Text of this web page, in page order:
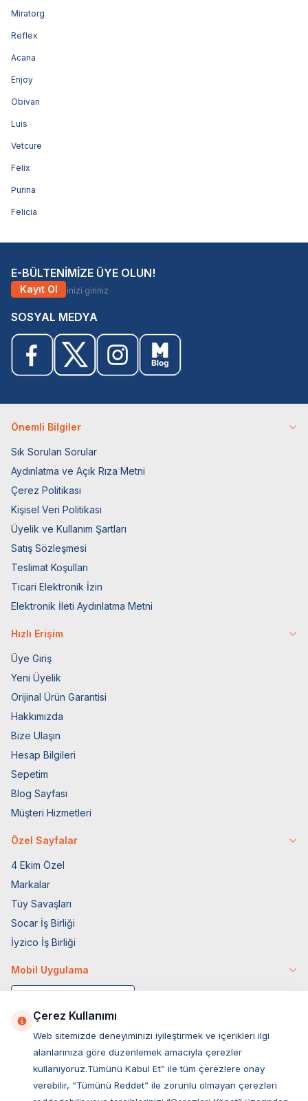
Miratorg
Reflex
Acana
Enjoy
Obivan
Luis
Vetcure
Felix
Purina
Felicia
E-BÜLTENİMİZE ÜYE OLUN!
Kayıt Ol
SOSYAL MEDYA
Önemli Bilgiler
Sık Sorulan Sorular
Aydınlatma ve Açık Rıza Metni
Çerez Politikası
Kişisel Veri Politikası
Üyelik ve Kullanım Şartları
Satış Sözleşmesi
Teslimat Koşulları
Ticari Elektronik İzin
Elektronik İleti Aydınlatma Metni
Hızlı Erişim
Üye Giriş
Yeni Üyelik
Orijinal Ürün Garantisi
Hakkımızda
Bize Ulaşın
Hesap Bilgileri
Sepetim
Blog Sayfası
Müşteri Hizmetleri
Özel Sayfalar
4 Ekim Özel
Markalar
Tüy Savaşları
Socar İş Birliği
İyzico İş Birliği
Mobil Uygulama
Çerez Kullanımı
Web sitemizde deneyiminizi iyileştirmek ve içerikleri ilgi
alanlarınıza göre düzenlemek amacıyla çerezler
kullanıyoruz.Tümünü Kabul Et” ile tüm çerezlere onay
verebilir, “Tümünü Reddet” ile zorunlu olmayan çerezleri